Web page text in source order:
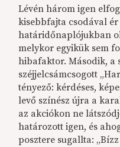
Lévén három igen
kisebbfajta csodával
határidőnaplójukban
melykor egyikük sem
hibafaktor. Második, a
széjjelcsámcsogott
tényező: kérdéses,
levő színész újra a
az akciókon ne
határozott igen, és
posztere sugallta: „Bízz